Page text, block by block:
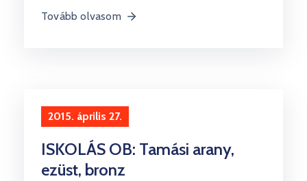
Tovább olvasom
2015. április 27.
ISKOLÁS OB: Tamási arany,
ezüst, bronz